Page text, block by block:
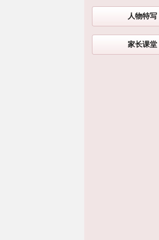
人物特写
家长课堂